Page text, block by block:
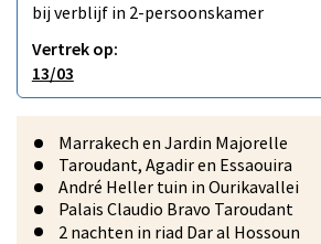
bij verblijf in 2-persoonskamer
Vertrek op:
13/03
Marrakech en Jardin Majorelle
Taroudant, Agadir en Essaouira
André Heller tuin in Ourikavallei
Palais Claudio Bravo Taroudant
2 nachten in riad Dar al Hossoun